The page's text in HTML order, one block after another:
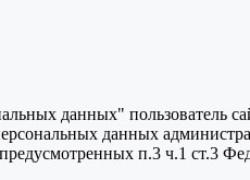
данных" пользователь
данных
п.3 ч.1 ст.3